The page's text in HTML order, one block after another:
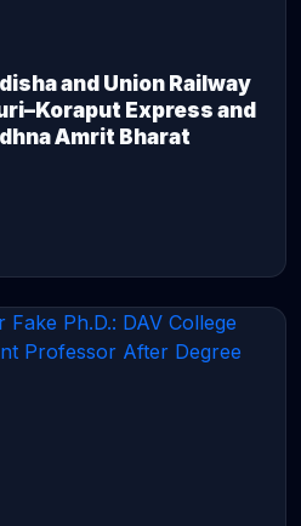
and Union Railway
Express and
Amrit Bharat